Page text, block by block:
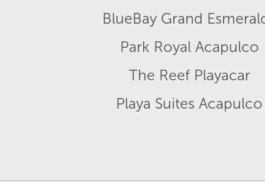
BlueBay Grand
Park Royal Acapulco
The Reef Playacar
Playa Suites Acapulco